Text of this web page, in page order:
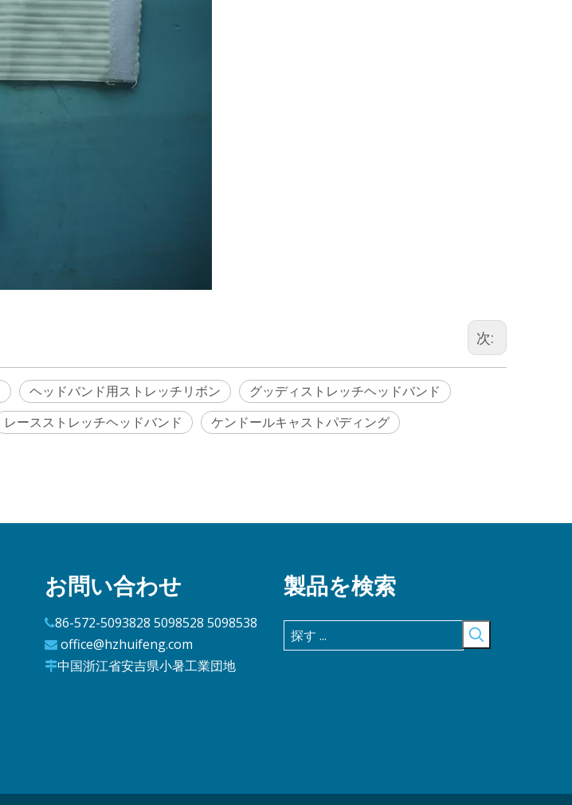
次:
ヘッドバンド用ストレッチリボン
グッディストレッチヘッドバンド
レースストレッチヘッドバンド
ケンドールキャストパディング
お問い合わせ
86-572-5093828 5098528 5098538
 office@hzhuifeng.com
中国浙江省安吉県小暑工業団地
製品を検索